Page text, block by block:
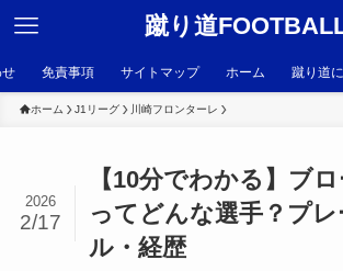
蹴り道
免責事項 サイトマップ ホーム 蹴り道
ホーム J1リーグ 川崎フロンターレ
【10分でわかる】ブ
ってどんな選手？プレ
ル・経歴
2026
2/17